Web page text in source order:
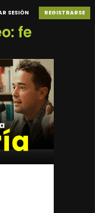
REGISTRARSE
SESIÓN
fe